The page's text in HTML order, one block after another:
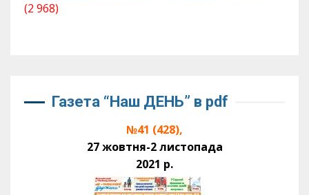
(2 968)
Газета “Наш ДЕНЬ” в pdf
№41 (428),
27 жовтня-2 листопада
2021 р.